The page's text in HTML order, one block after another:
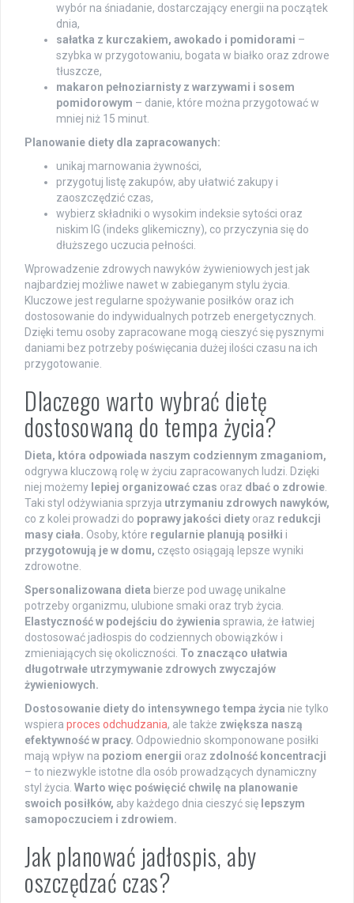
wybór na śniadanie, dostarczający energii na początek
dnia,
sałatka z kurczakiem, awokado i pomidorami –
szybka w przygotowaniu, bogata w białko oraz zdrowe
tłuszcze,
makaron pełnoziarnisty z warzywami i sosem
pomidorowym – danie, które można przygotować w
mniej niż 15 minut.
Planowanie diety dla zapracowanych:
unikaj marnowania żywności,
przygotuj listę zakupów, aby ułatwić zakupy i
zaoszczędzić czas,
wybierz składniki o wysokim indeksie sytości oraz
niskim IG (indeks glikemiczny), co przyczynia się do
dłuższego uczucia pełności.
Wprowadzenie zdrowych nawyków żywieniowych jest jak
najbardziej możliwe nawet w zabieganym stylu życia.
Kluczowe jest regularne spożywanie posiłków oraz ich
dostosowanie do indywidualnych potrzeb energetycznych.
Dzięki temu osoby zapracowane mogą cieszyć się pysznymi
daniami bez potrzeby poświęcania dużej ilości czasu na ich
przygotowanie.
Dlaczego warto wybrać dietę
dostosowaną do tempa życia?
Dieta, która odpowiada naszym codziennym zmaganiom,
odgrywa kluczową rolę w życiu zapracowanych ludzi. Dzięki
niej możemy lepiej organizować czas oraz dbać o zdrowie
Taki styl odżywiania sprzyja utrzymaniu zdrowych nawyków,
co z kolei prowadzi do poprawy jakości diety oraz redukcji
masy ciała. Osoby, które regularnie planują posiłki i
przygotowują je w domu, często osiągają lepsze wyniki
zdrowotne.
Spersonalizowana dieta bierze pod uwagę unikalne
potrzeby organizmu, ulubione smaki oraz tryb życia.
Elastyczność w podejściu do żywienia sprawia, że łatwiej
dostosować jadłospis do codziennych obowiązków i
zmieniających się okoliczności. To znacząco ułatwia
długotrwałe utrzymywanie zdrowych zwyczajów
żywieniowych.
Dostosowanie diety do intensywnego tempa życia nie tylko
wspiera proces odchudzania, ale także zwiększa naszą
efektywność w pracy. Odpowiednio skomponowane posiłki
mają wpływ na poziom energii oraz zdolność koncentracji
– to niezwykle istotne dla osób prowadzących dynamiczny
styl życia. Warto więc poświęcić chwilę na planowanie
swoich posiłków, aby każdego dnia cieszyć się lepszym
samopoczuciem i zdrowiem.
Jak planować jadłospis, aby
oszczędzać czas?